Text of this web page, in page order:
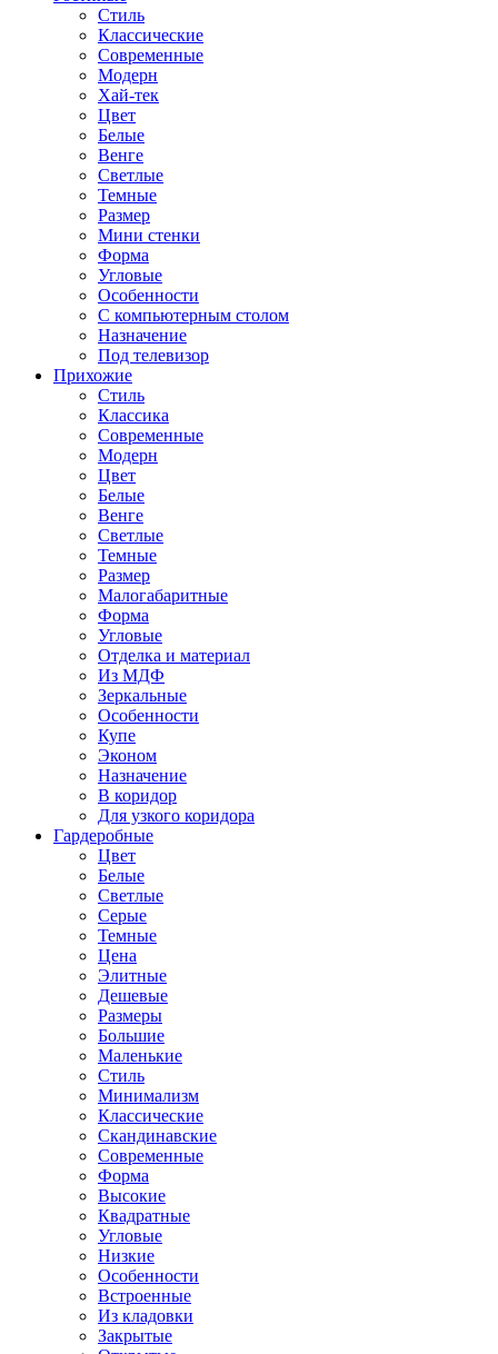
Стиль
Классические
Современные
Модерн
Хай-тек
Цвет
Белые
Венге
Светлые
Темные
Размер
Мини стенки
Форма
Угловые
Особенности
С компьютерным столом
Назначение
Под телевизор
Прихожие
Стиль
Классика
Современные
Модерн
Цвет
Белые
Венге
Светлые
Темные
Размер
Малогабаритные
Форма
Угловые
Отделка и материал
Из МДФ
Зеркальные
Особенности
Купе
Эконом
Назначение
В коридор
Для узкого коридора
Гардеробные
Цвет
Белые
Светлые
Серые
Темные
Цена
Элитные
Дешевые
Размеры
Большие
Маленькие
Стиль
Минимализм
Классические
Скандинавские
Современные
Форма
Высокие
Квадратные
Угловые
Низкие
Особенности
Встроенные
Из кладовки
Закрытые